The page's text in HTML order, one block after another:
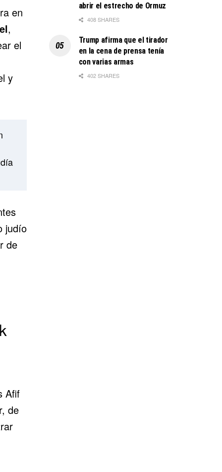
en
,
el
y
judío
de
Afif
de
abrir el estrecho de Ormuz
408 SHARES
Trump afirma que el tirador
en la cena de prensa tenía
con varias armas
402 SHARES